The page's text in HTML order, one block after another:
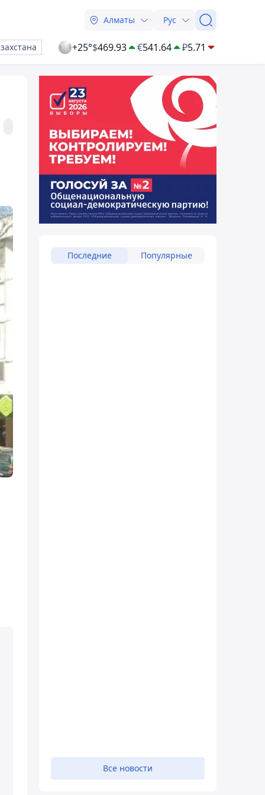
Алматы Рус
+25°$469.93 €541.64 ₽5.71
Последние Популярные
Все новости